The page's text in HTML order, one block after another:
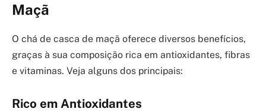
Maçã
O chá de casca de maçã oferece diversos benefícios,
graças à sua composição rica em antioxidantes, fibras
e vitaminas. Veja alguns dos principais:
Rico em Antioxidantes